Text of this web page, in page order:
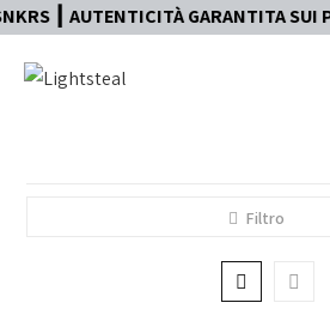
AUTENTICITÀ GARANTITA
Filtro